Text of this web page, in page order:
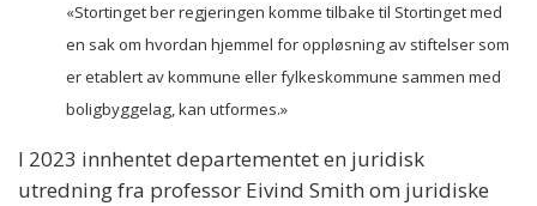
«Stortinget ber regjeringen komme tilbake til Stortinget med
en sak om hvordan hjemmel for oppløsning av stiftelser som
er etablert av kommune eller fylkeskommune sammen med
boligbyggelag, kan utformes.»
I 2023 innhentet departementet en juridisk
utredning fra professor Eivind Smith om juridiske